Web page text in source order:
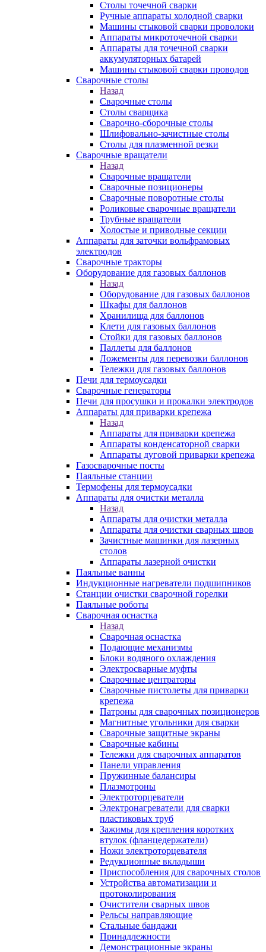
Столы точечной сварки
Ручные аппараты холодной сварки
Машины стыковой сварки проволоки
Аппараты микроточечной сварки
Аппараты для точечной сварки
аккумуляторных батарей
Машины стыковой сварки проводов
Сварочные столы
Назад
Сварочные столы
Столы сварщика
Сварочно-сборочные столы
Шлифовально-зачистные столы
Столы для плазменной резки
Сварочные вращатели
Назад
Сварочные вращатели
Сварочные позиционеры
Сварочные поворотные столы
Роликовые сварочные вращатели
Трубные вращатели
Холостые и приводные секции
Аппараты для заточки вольфрамовых
электродов
Сварочные тракторы
Оборудование для газовых баллонов
Назад
Оборудование для газовых баллонов
Шкафы для баллонов
Хранилища для баллонов
Клети для газовых баллонов
Стойки для газовых баллонов
Паллеты для баллонов
Ложементы для перевозки баллонов
Тележки для газовых баллонов
Печи для термоусадки
Сварочные генераторы
Печи для просушки и прокалки электродов
Аппараты для приварки крепежа
Назад
Аппараты для приварки крепежа
Аппараты конденсаторной сварки
Аппараты дуговой приварки крепежа
Газосварочные посты
Паяльные станции
Термофены для термоусадки
Аппараты для очистки металла
Назад
Аппараты для очистки металла
Аппараты для очистки сварных швов
Зачистные машинки для лазерных
столов
Аппараты лазерной очистки
Паяльные ванны
Индукционные нагреватели подшипников
Станции очистки сварочной горелки
Паяльные роботы
Сварочная оснастка
Назад
Сварочная оснастка
Подающие механизмы
Блоки водяного охлаждения
Электросварные муфты
Сварочные центраторы
Сварочные пистолеты для приварки
крепежа
Патроны для сварочных позиционеров
Магнитные угольники для сварки
Сварочные защитные экраны
Сварочные кабины
Тележки для сварочных аппаратов
Панели управления
Пружинные балансиры
Плазмотроны
Электроторцеватели
Электронагреватели для сварки
пластиковых труб
Зажимы для крепления коротких
втулок (фланцедержатели)
Ножи электроторцевателя
Редукционные вкладыши
Приспособления для сварочных столов
Устройства автоматизации и
протоколирования
Очистители сварных швов
Рельсы направляющие
Стальные бандажи
Принадлежности
Демонстрационные экраны